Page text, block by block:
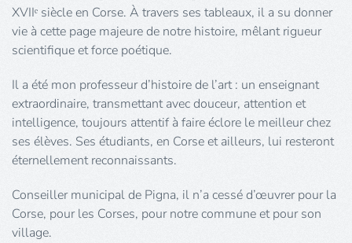
XVIIᵉ siècle en Corse. À travers ses tableaux, il a su donner
vie à cette page majeure de notre histoire, mêlant rigueur
scientifique et force poétique.
Il a été mon professeur d’histoire de l’art : un enseignant
extraordinaire, transmettant avec douceur, attention et
intelligence, toujours attentif à faire éclore le meilleur chez
ses élèves. Ses étudiants, en Corse et ailleurs, lui resteront
éternellement reconnaissants.
Conseiller municipal de Pigna, il n’a cessé d’œuvrer pour la
Corse, pour les Corses, pour notre commune et pour son
village.